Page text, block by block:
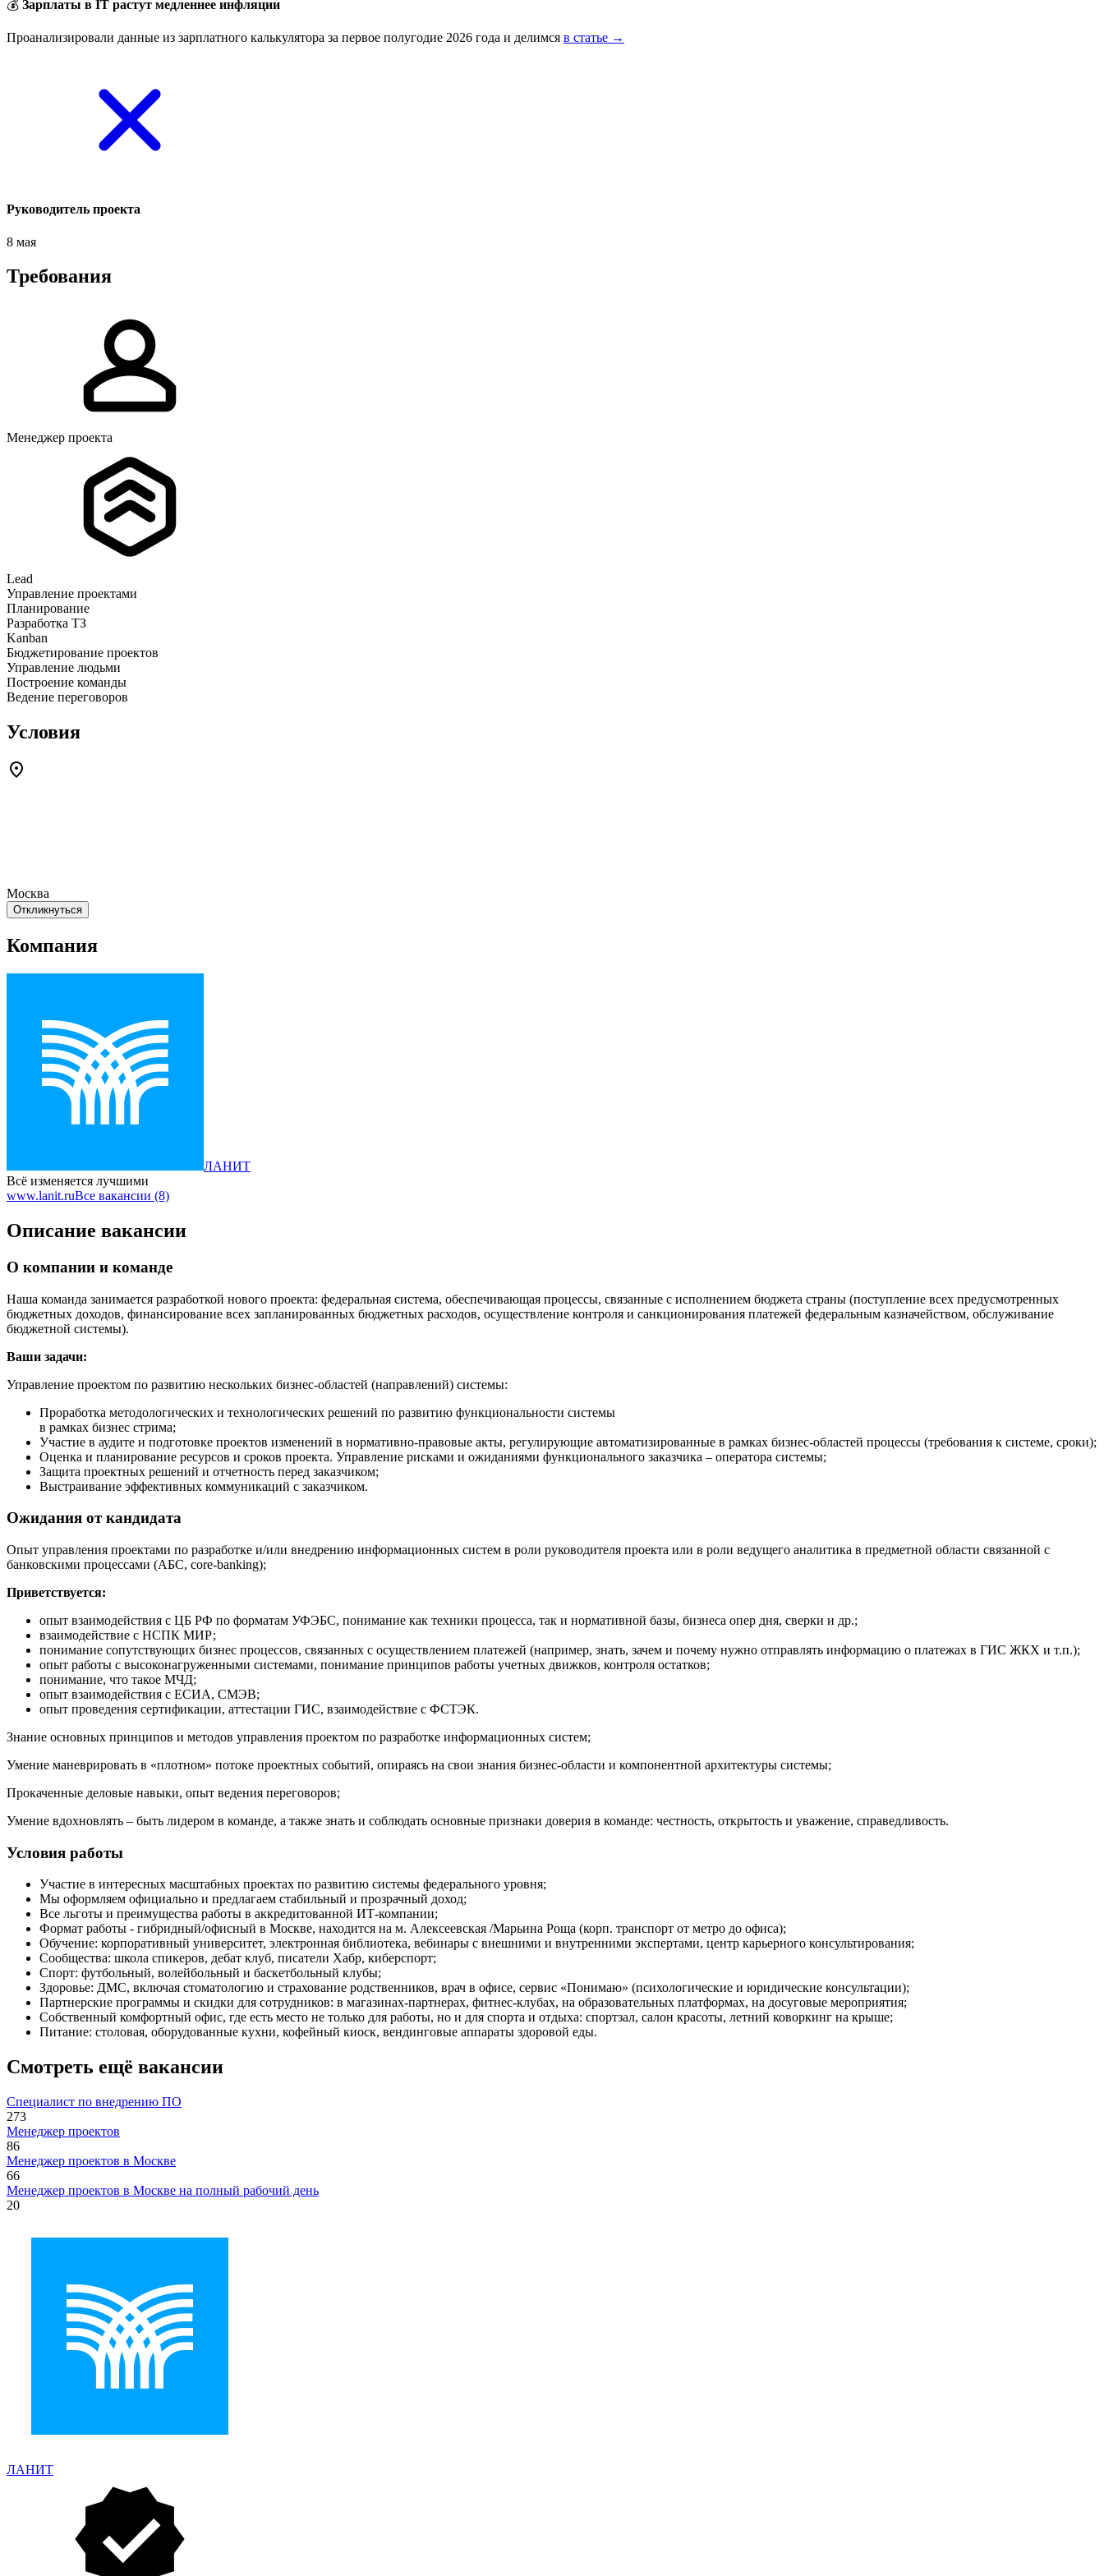
💰 Зарплаты в IT растут медленнее инфляции
Проанализировали данные из зарплатного калькулятора за первое полугодие 2026 года и делимся в статье →
Руководитель проекта
8 мая
Требования
Менеджер проекта
Lead
Управление проектами
Планирование
Разработка ТЗ
Kanban
Бюджетирование проектов
Управление людьми
Построение команды
Ведение переговоров
Условия
Москва
Откликнуться
Компания
ЛАНИТ
Всё изменяется лучшими
www.lanit.ruВсе вакансии (8)
Описание вакансии
О компании и команде
Наша команда занимается разработкой нового проекта: федеральная система, обеспечивающая процессы, связанные с исполнением бюджета страны (поступление всех предусмотренных
бюджетных доходов, финансирование всех запланированных бюджетных расходов, осуществление контроля и санкционирования платежей федеральным казначейством, обслуживание
бюджетной системы).
Ваши задачи:
Управление проектом по развитию нескольких бизнес-областей (направлений) системы:
Проработка методологических и технологических решений по развитию функциональности системы
в рамках бизнес стрима;
Участие в аудите и подготовке проектов изменений в нормативно-правовые акты, регулирующие автоматизированные в рамках бизнес-областей процессы (требования к системе, сроки);
Оценка и планирование ресурсов и сроков проекта. Управление рисками и ожиданиями функционального заказчика – оператора системы;
Защита проектных решений и отчетность перед заказчиком;
Выстраивание эффективных коммуникаций с заказчиком.
Ожидания от кандидата
Опыт управления проектами по разработке и/или внедрению информационных систем в роли руководителя проекта или в роли ведущего аналитика в предметной области связанной с
банковскими процессами (АБС, core-banking);
Приветствуется:
опыт взаимодействия с ЦБ РФ по форматам УФЭБС, понимание как техники процесса, так и нормативной базы, бизнеса опер дня, сверки и др.;
взаимодействие с НСПК МИР;
понимание сопутствующих бизнес процессов, связанных с осуществлением платежей (например, знать, зачем и почему нужно отправлять информацию о платежах в ГИС ЖКХ и т.п.);
опыт работы с высоконагруженными системами, понимание принципов работы учетных движков, контроля остатков;
понимание, что такое МЧД;
опыт взаимодействия с ЕСИА, СМЭВ;
опыт проведения сертификации, аттестации ГИС, взаимодействие с ФСТЭК.
Знание основных принципов и методов управления проектом по разработке информационных систем;
Умение маневрировать в «плотном» потоке проектных событий, опираясь на свои знания бизнес-области и компонентной архитектуры системы;
Прокаченные деловые навыки, опыт ведения переговоров;
Умение вдохновлять – быть лидером в команде, а также знать и соблюдать основные признаки доверия в команде: честность, открытость и уважение, справедливость.
Условия работы
Участие в интересных масштабных проектах по развитию системы федерального уровня;
Мы оформляем официально и предлагаем стабильный и прозрачный доход;
Все льготы и преимущества работы в аккредитованной ИТ-компании;
Формат работы - гибридный/офисный в Москве, находится на м. Алексеевская /Марьина Роща (корп. транспорт от метро до офиса);
Обучение: корпоративный университет, электронная библиотека, вебинары с внешними и внутренними экспертами, центр карьерного консультирования;
Сообщества: школа спикеров, дебат клуб, писатели Хабр, киберспорт;
Спорт: футбольный, волейбольный и баскетбольный клубы;
Здоровье: ДМС, включая стоматологию и страхование родственников, врач в офисе, сервис «Понимаю» (психологические и юридические консультации);
Партнерские программы и скидки для сотрудников: в магазинах-партнерах, фитнес-клубах, на образовательных платформах, на досуговые мероприятия;
Собственный комфортный офис, где есть место не только для работы, но и для спорта и отдыха: спортзал, салон красоты, летний коворкинг на крыше;
Питание: столовая, оборудованные кухни, кофейный киоск, вендинговые аппараты здоровой еды.
Смотреть ещё вакансии
Специалист по внедрению ПО
273
Менеджер проектов
86
Менеджер проектов в Москве
66
Менеджер проектов в Москве на полный рабочий день
20
ЛАНИТ